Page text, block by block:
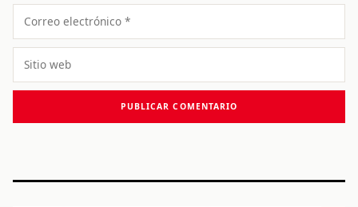
Correo
electrónico
Sitio
web